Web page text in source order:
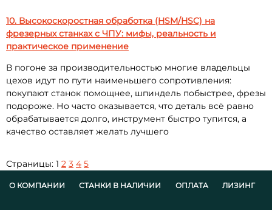
10. Высокоскоростная обработка (HSM/HSC) на
фрезерных станках с ЧПУ: мифы, реальность и
практическое применение
В погоне за производительностью многие владельцы
цехов идут по пути наименьшего сопротивления:
покупают станок помощнее, шпиндель побыстрее, фрезы
подороже. Но часто оказывается, что деталь всё равно
обрабатывается долго, инструмент быстро тупится, а
качество оставляет желать лучшего
Страницы: 1 2 3 4 5
О КОМПАНИИ СТАНКИ В НАЛИЧИИ ОПЛАТА ЛИЗИНГ